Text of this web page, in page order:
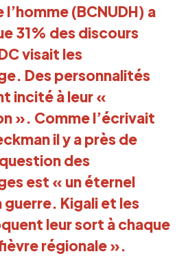
(BCNUDH) a
31% des discours
visait les
Des personnalités
incité à leur «
». Comme l’écrivait
il y a près de
des
est « un éternel
Kigali et les
leur sort à chaque
régionale ».